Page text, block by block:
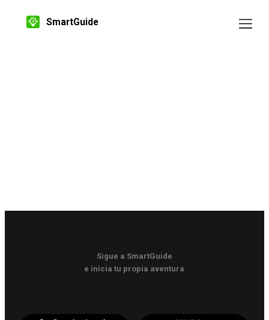
SmartGuide
Sigue a SmartGuide
e inicia tu propia aventura